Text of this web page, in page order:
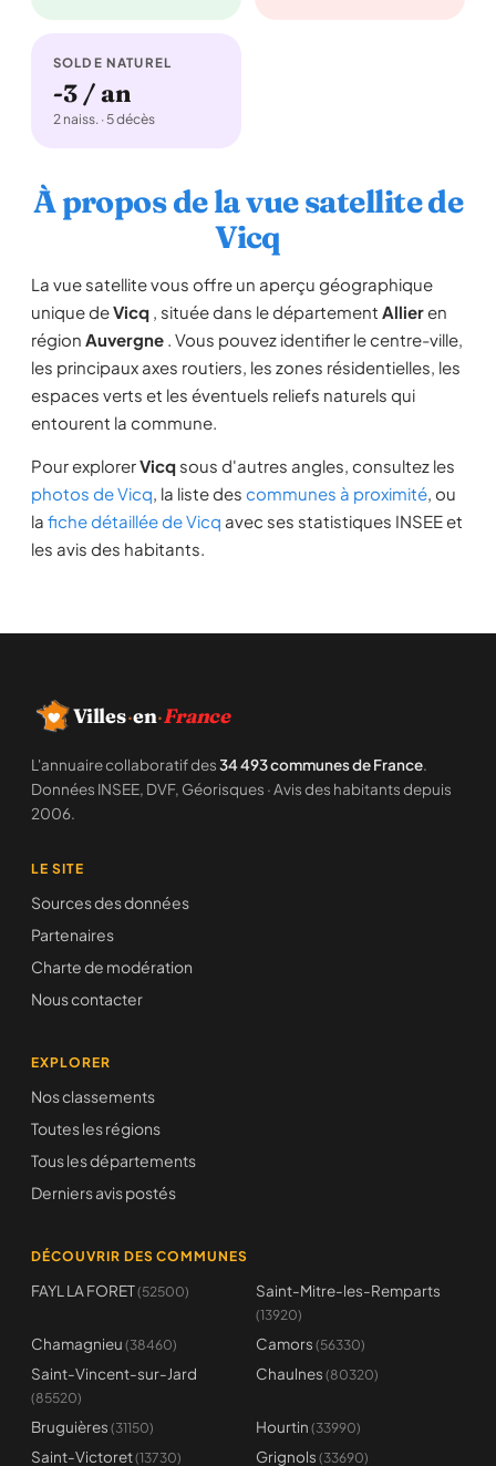
SOLDE NATUREL
-3 / an
2 naiss. · 5 décès
À propos de la vue satellite de
Vicq
La vue satellite vous offre un aperçu géographique
unique deVicq , située dans le département Allieren
région Auvergne . Vous pouvez identifier le centre-ville,
les principaux axes routiers, les zones résidentielles, les
espaces verts et les éventuels reliefs naturels qui
entourent la commune.
Pour explorerVicq sous d'autres angles, consultez les
photos de Vicq, la liste des communes à proximité, ou
la fiche détaillée de Vicq avec ses statistiques INSEE et
les avis des habitants.
Villes·en·France
L'annuaire collaboratif des34 493 communes de France.
Données INSEE, DVF, Géorisques · Avis des habitants depuis
2006.
LE SITE
Sources des données
Partenaires
Charte de modération
Nous contacter
EXPLORER
Nos classements
Toutes les régions
Tous les départements
Derniers avis postés
DÉCOUVRIR DES COMMUNES
FAYL LA FORET(52500) Saint-Mitre-les-Remparts
(13920)
Chamagnieu (38460) Camors (56330)
Saint-Vincent-sur-Jard
(85520)
Chaulnes (80320)
Bruguières (31150) Hourtin (33990)
Saint-Victoret(13730) Grignols (33690)